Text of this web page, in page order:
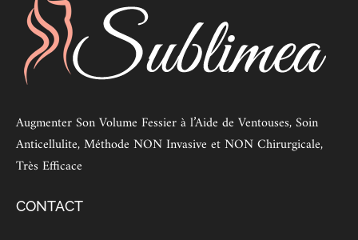
Augmenter Son Volume Fessier à l’Aide de Ventouses, Soin
Anticellulite, Méthode NON Invasive et NON Chirurgicale,
Très Efficace
CONTACT